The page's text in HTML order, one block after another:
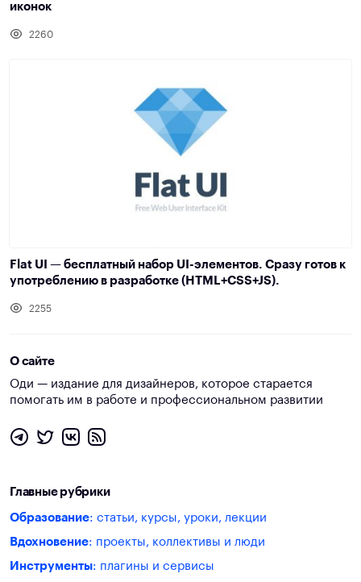
иконок
2260
Flat UI — бесплатный набор UI-элементов. Сразу готов к
употреблению в разработке (HTML+CSS+JS).
2255
О сайте
Оди — издание для дизайнеров, которое старается
помогать им в работе и профессиональном развитии
Главные рубрики
Образование: статьи, курсы, уроки, лекции
Вдохновение: проекты, коллективы и люди
Инструменты: плагины и сервисы